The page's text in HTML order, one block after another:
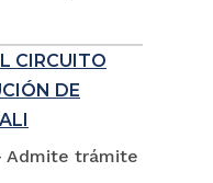
CIRCUITO
DE
Admite trámite